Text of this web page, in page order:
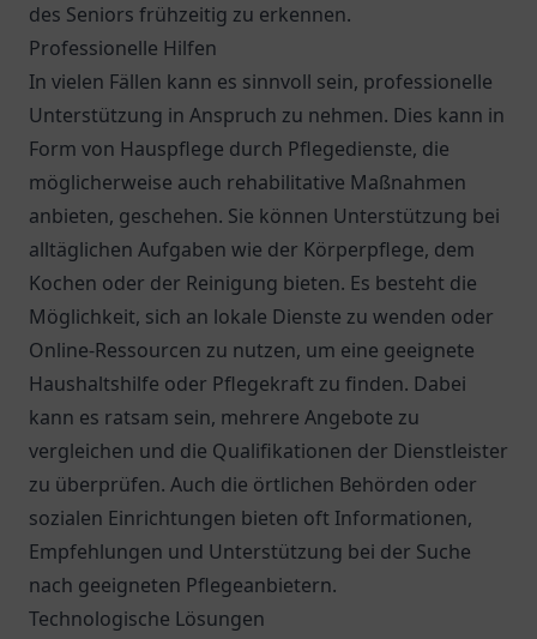
des Seniors frühzeitig zu erkennen.
Professionelle Hilfen
In vielen Fällen kann es sinnvoll sein, professionelle
Unterstützung in Anspruch zu nehmen. Dies kann in
Form von Hauspflege durch Pflegedienste, die
möglicherweise auch rehabilitative Maßnahmen
anbieten, geschehen. Sie können Unterstützung bei
alltäglichen Aufgaben wie der Körperpflege, dem
Kochen oder der Reinigung bieten. Es besteht die
Möglichkeit, sich an lokale Dienste zu wenden oder
Online-Ressourcen zu nutzen, um eine geeignete
Haushaltshilfe oder Pflegekraft zu finden. Dabei
kann es ratsam sein, mehrere Angebote zu
vergleichen und die Qualifikationen der Dienstleister
zu überprüfen. Auch die örtlichen Behörden oder
sozialen Einrichtungen bieten oft Informationen,
Empfehlungen und Unterstützung bei der Suche
nach geeigneten Pflegeanbietern.
Technologische Lösungen